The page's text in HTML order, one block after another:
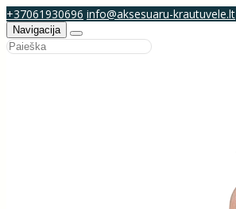
+37061930696 info@aksesuaru-krautuvele.lt
Navigacija